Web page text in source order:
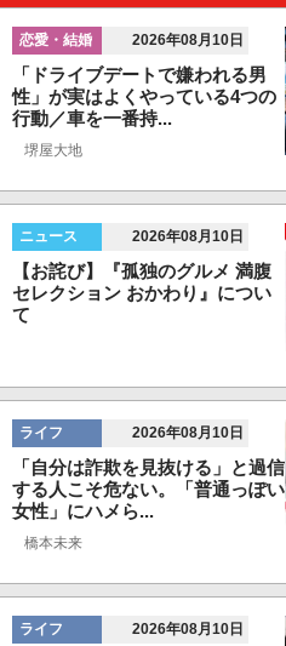
恋愛・結婚 2026年08月10日
「ドライブデートで嫌われる男
性」が実はよくやっている4つの
行動／車を一番持...
堺屋大地
ニュース 2026年08月10日
【お詫び】『孤独のグルメ 満腹
セレクション おかわり』につい
て
ライフ 2026年08月10日
「自分は詐欺を見抜ける」と過信
する人こそ危ない。「普通っぽい
女性」にハメら...
橋本未来
ライフ 2026年08月10日